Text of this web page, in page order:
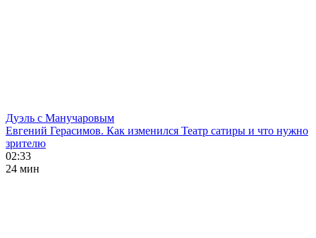
Дуэль с Манучаровым
Евгений Герасимов. Как изменился Театр сатиры и что нужно
зрителю
02:33
24 мин